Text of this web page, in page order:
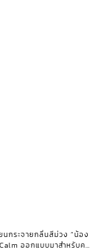
นกระจายกลิ่นสีม่วง “น้อง
ออกแบบมาสำหรับคน